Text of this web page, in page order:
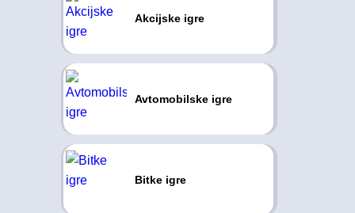
Akcijske igre
Avtomobilske igre
Bitke igre